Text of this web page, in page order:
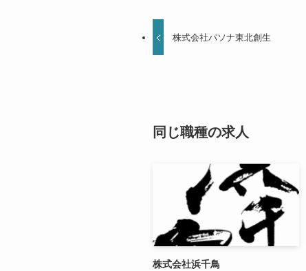
株式会社パソナ東北創生
同じ職種の求人
株式会社浜千鳥